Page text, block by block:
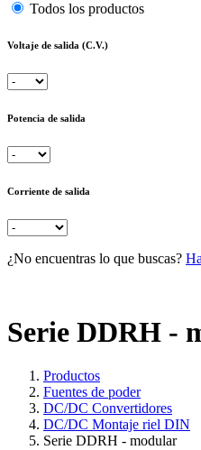
Todos los productos
Voltaje de salida (C.V.)
Potencia de salida
Corriente de salida
¿No encuentras lo que buscas?
Serie DDRH -
Productos
Fuentes de poder
DC/DC Convertidores
DC/DC Montaje riel DIN
Serie DDRH - modular